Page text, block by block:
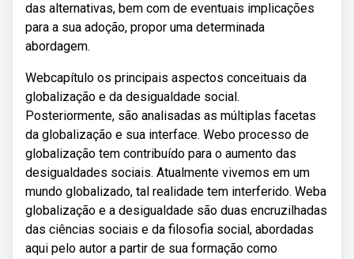
das alternativas, bem com de eventuais implicações
para a sua adoção, propor uma determinada
abordagem.
Webcapítulo os principais aspectos conceituais da
globalização e da desigualdade social.
Posteriormente, são analisadas as múltiplas facetas
da globalização e sua interface. Webo processo de
globalização tem contribuído para o aumento das
desigualdades sociais. Atualmente vivemos em um
mundo globalizado, tal realidade tem interferido. Weba
globalização e a desigualdade são duas encruzilhadas
das ciências sociais e da filosofia social, abordadas
aqui pelo autor a partir de sua formação como